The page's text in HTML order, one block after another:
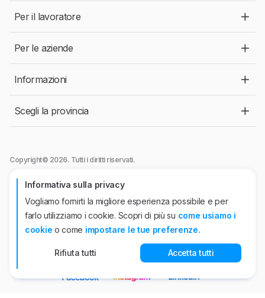
Per il lavoratore
Per le aziende
Informazioni
Scegli la provincia
Copyright© 2026. Tutti i diritti riservati.
Jobtech srl
- Viale Abruzzi, 94 - 20131 Milano.
Autorizzazione ANPAL n°44 del 26/04/2022. P.IVA n° 10863920962
Jobtech International APS Iscrizione all'Albo Informatico delle Agenzie per il
Lavoro- Sez. I - n.95 del 15 luglio 2020
Sede operativa, viale Abruzzi, 94 - 20131 Milano. Iscritta presso il Registro
delle Imprese di Milano Codice Fiscale e P.IVA n° 10501920960
Informativa sulla privacy
Vogliamo fornirti la migliore esperienza possibile e per
farlo utilizziamo i cookie. Scopri di più su come usiamo i
cookie o come impostare le tue preferenze.
Rifiuta tutti Accetta tutti